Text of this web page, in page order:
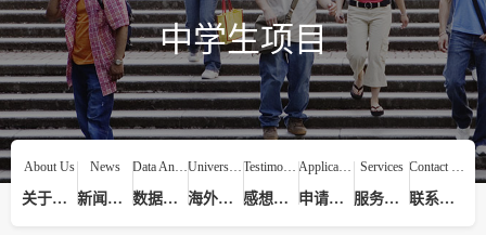
中学生项目
About Us
关于我们
News
新闻动态
Data Analysis
数据分析
Universities
海外院校
Testimonials
感想评价
Application Process
申请流程
Services
服务提供
Contact Us
联系我们